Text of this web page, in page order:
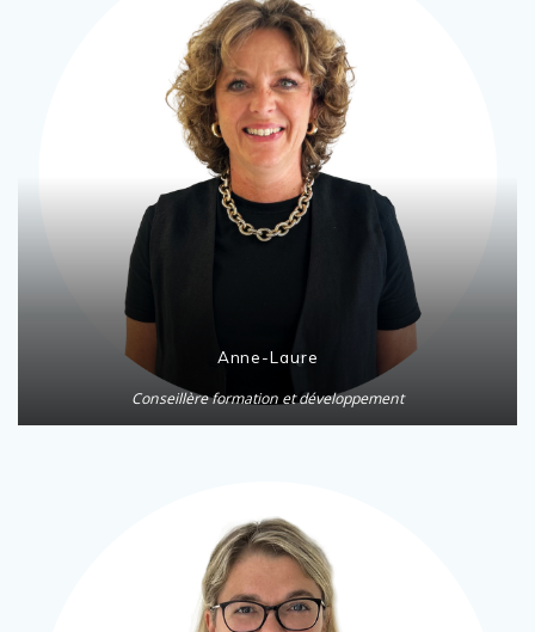
Anne-Laure
Conseillère formation et développement